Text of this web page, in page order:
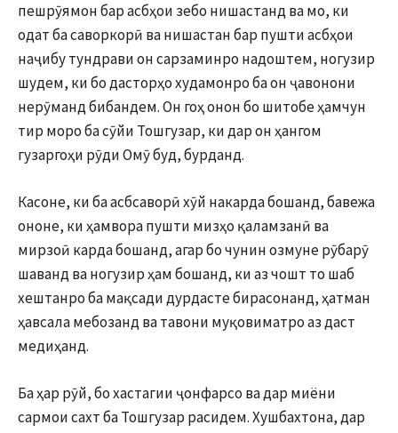
пешрӯямон бар асбҳои зебо нишастанд ва мо, ки
одат ба саворкорӣ ва нишастан бар пушти асбҳои
наҷибу тундрави он сарзаминро надоштем, ногузир
шудем, ки бо дасторҳо худамонро ба он ҷавонони
нерӯманд бибандем. Он гоҳ онон бо шитобе ҳамчун
тир моро ба сӯйи Тошгузар, ки дар он ҳангом
гузаргоҳи рӯди Омӯ буд, бурданд.
Касоне, ки ба асбсаворӣ хӯй накарда бошанд, бавежа
ононе, ки ҳамвора пушти мизҳо қаламзанӣ ва
мирзоӣ карда бошанд, агар бо чунин озмуне рӯбарӯ
шаванд ва ногузир ҳам бошанд, ки аз чошт то шаб
хештанро ба мақсади дурдасте бирасонанд, ҳатман
ҳавсала мебозанд ва тавони муқовиматро аз даст
медиҳанд.
Ба ҳар рӯй, бо хастагии ҷонфарсо ва дар миёни
сармои сахт ба Тошгузар расидем. Хушбахтона, дар